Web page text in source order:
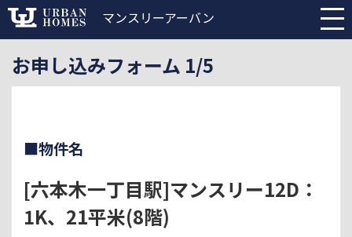
マンスリーアーバン
お申し込みフォーム 1/5
■物件名
[六本木一丁目駅]マンスリー12D：
1K、21平米(8階)